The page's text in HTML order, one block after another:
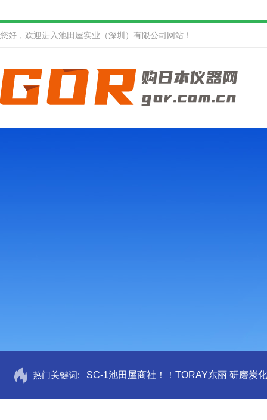
您好，欢迎进入池田屋实业（深圳）有限公司网站！
热门关键词: SC-1池田屋商社！！TORAY东丽 研磨炭